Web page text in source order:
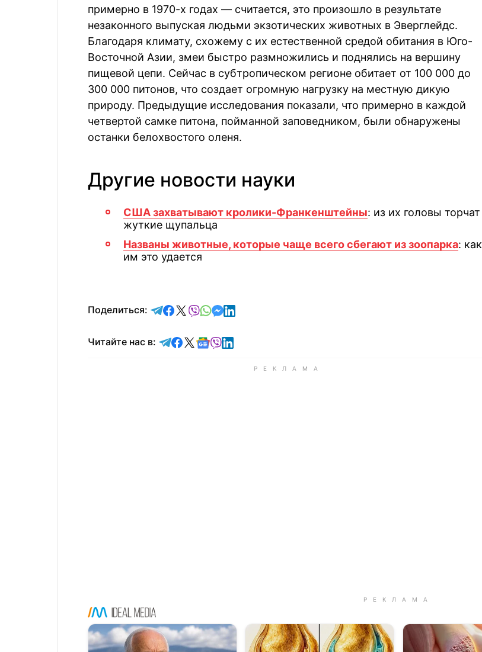
примерно в 1970-х годах — считается, это произошло в результате
незаконного выпуская людьми экзотических животных в Эверглейдс.
Благодаря климату, схожему с их естественной средой обитания в Юго-
Восточной Азии, змеи быстро размножились и поднялись на вершину
пищевой цепи. Сейчас в субтропическом регионе обитает от 100 000 до
300 000 питонов, что создает огромную нагрузку на местную дикую
природу. Предыдущие исследования показали, что примерно в каждой
четвертой самке питона, пойманной заповедником, были обнаружены
останки белохвостого оленя.
Другие новости науки
США захватывают кролики-Франкенштейны: из их головы торчат
жуткие щупальца
Названы животные, которые чаще всего сбегают из зоопарка: как
им это удается
Поделиться: отправить в Telegram
поделиться в Facebook
поделиться в X
отправить в Viber
отправить в Whatsapp
отправить в Messenger
отправить в LinkedIn
Читайте нас в: Читайте в Telegram
Читайте в Facebook
Читайте в X
Читайте в Google news
Читайте в Viber
Читайте в LinkedIn